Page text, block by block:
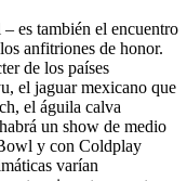
es también el encuentro
anfitriones de honor.
de los países
el jaguar mexicano que
el águila calva
un show de medio
y con Coldplay
varían